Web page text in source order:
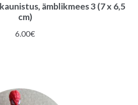
ämblikmees 3 (7 x 6,5
cm)
6.00€